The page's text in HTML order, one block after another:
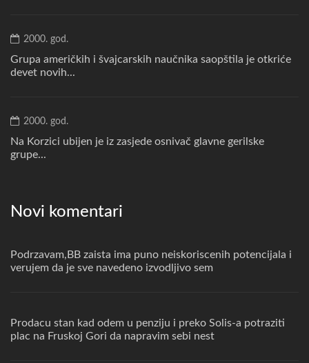
2000. god.
Grupa američkih i švajcarskih naučnika saopštila je otkriće
devet novih...
2000. god.
Na Korzici ubijen je iz zasjede osnivač glavne gerilske
grupe...
Novi komentari
Podrzavam,BB zaista ima puno neiskoriscenih potencijala i
verujem da je sve navedeno izvodljivo sem
Prodacu stan kad odem u penziju i preko Solis-a potraziti
plac na Fruskoj Gori da napravim sebi nest